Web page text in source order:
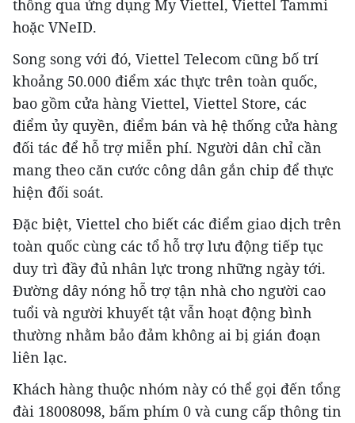
thông qua ứng dụng My Viettel, Viettel Tammi
hoặc VNeID.
Song song với đó, Viettel Telecom cũng bố trí
khoảng 50.000 điểm xác thực trên toàn quốc,
bao gồm cửa hàng Viettel, Viettel Store, các
điểm ủy quyền, điểm bán và hệ thống cửa hàng
đối tác để hỗ trợ miễn phí. Người dân chỉ cần
mang theo căn cước công dân gắn chip để thực
hiện đối soát.
Đặc biệt, Viettel cho biết các điểm giao dịch trên
toàn quốc cùng các tổ hỗ trợ lưu động tiếp tục
duy trì đầy đủ nhân lực trong những ngày tới.
Đường dây nóng hỗ trợ tận nhà cho người cao
tuổi và người khuyết tật vẫn hoạt động bình
thường nhằm bảo đảm không ai bị gián đoạn
liên lạc.
Khách hàng thuộc nhóm này có thể gọi đến tổng
đài 18008098, bấm phím 0 và cung cấp thông tin